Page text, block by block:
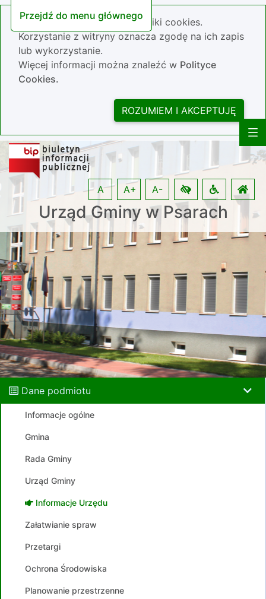
Przejdź do menu głównego
Nasza strona wykorzystuje pliki cookies.
Korzystanie z witryny oznacza zgodę na ich zapis
lub wykorzystanie.
Więcej informacji można znaleźć w Polityce
Cookies.
ROZUMIEM I AKCEPTUJĘ
Urząd Gminy w Psarach
A A+ A-
Dane podmiotu
Informacje ogólne
Gmina
Rada Gminy
Urząd Gminy
Informacje Urzędu
Załatwianie spraw
Przetargi
Ochrona Środowiska
Planowanie przestrzenne